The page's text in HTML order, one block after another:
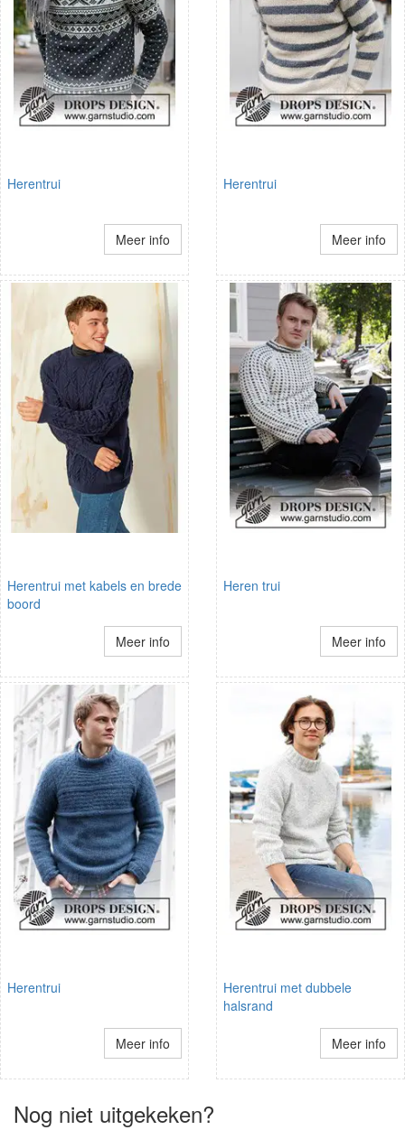
Herentrui
Meer info
Herentrui
Meer info
Herentrui met kabels en brede
boord
Meer info
Heren trui
Meer info
Herentrui
Meer info
Herentrui met dubbele
halsrand
Meer info
Nog niet uitgekeken?